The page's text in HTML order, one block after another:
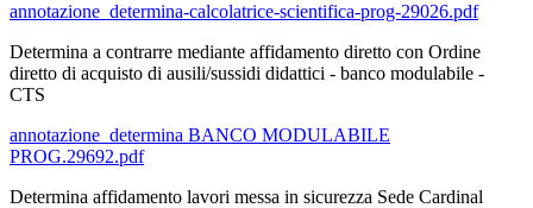
annotazione_determina-calcolatrice-scientifica-prog-29026.pdf
Determina a contrarre mediante affidamento diretto con Ordine
diretto di acquisto di ausili/sussidi didattici - banco modulabile -
CTS
annotazione_determina BANCO MODULABILE
PROG.29692.pdf
Determina affidamento lavori messa in sicurezza Sede Cardinal